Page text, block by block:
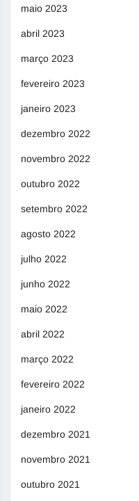
maio 2023
abril 2023
março 2023
fevereiro 2023
janeiro 2023
dezembro 2022
novembro 2022
outubro 2022
setembro 2022
agosto 2022
julho 2022
junho 2022
maio 2022
abril 2022
março 2022
fevereiro 2022
janeiro 2022
dezembro 2021
novembro 2021
outubro 2021